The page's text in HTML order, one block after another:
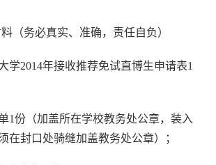
料（务必真实、准确，责任自负）
学2014年接收推荐免试直博生申请表1
1份（加盖所在学校教务处公章，装入
在封口处骑缝加盖教务处公章）；